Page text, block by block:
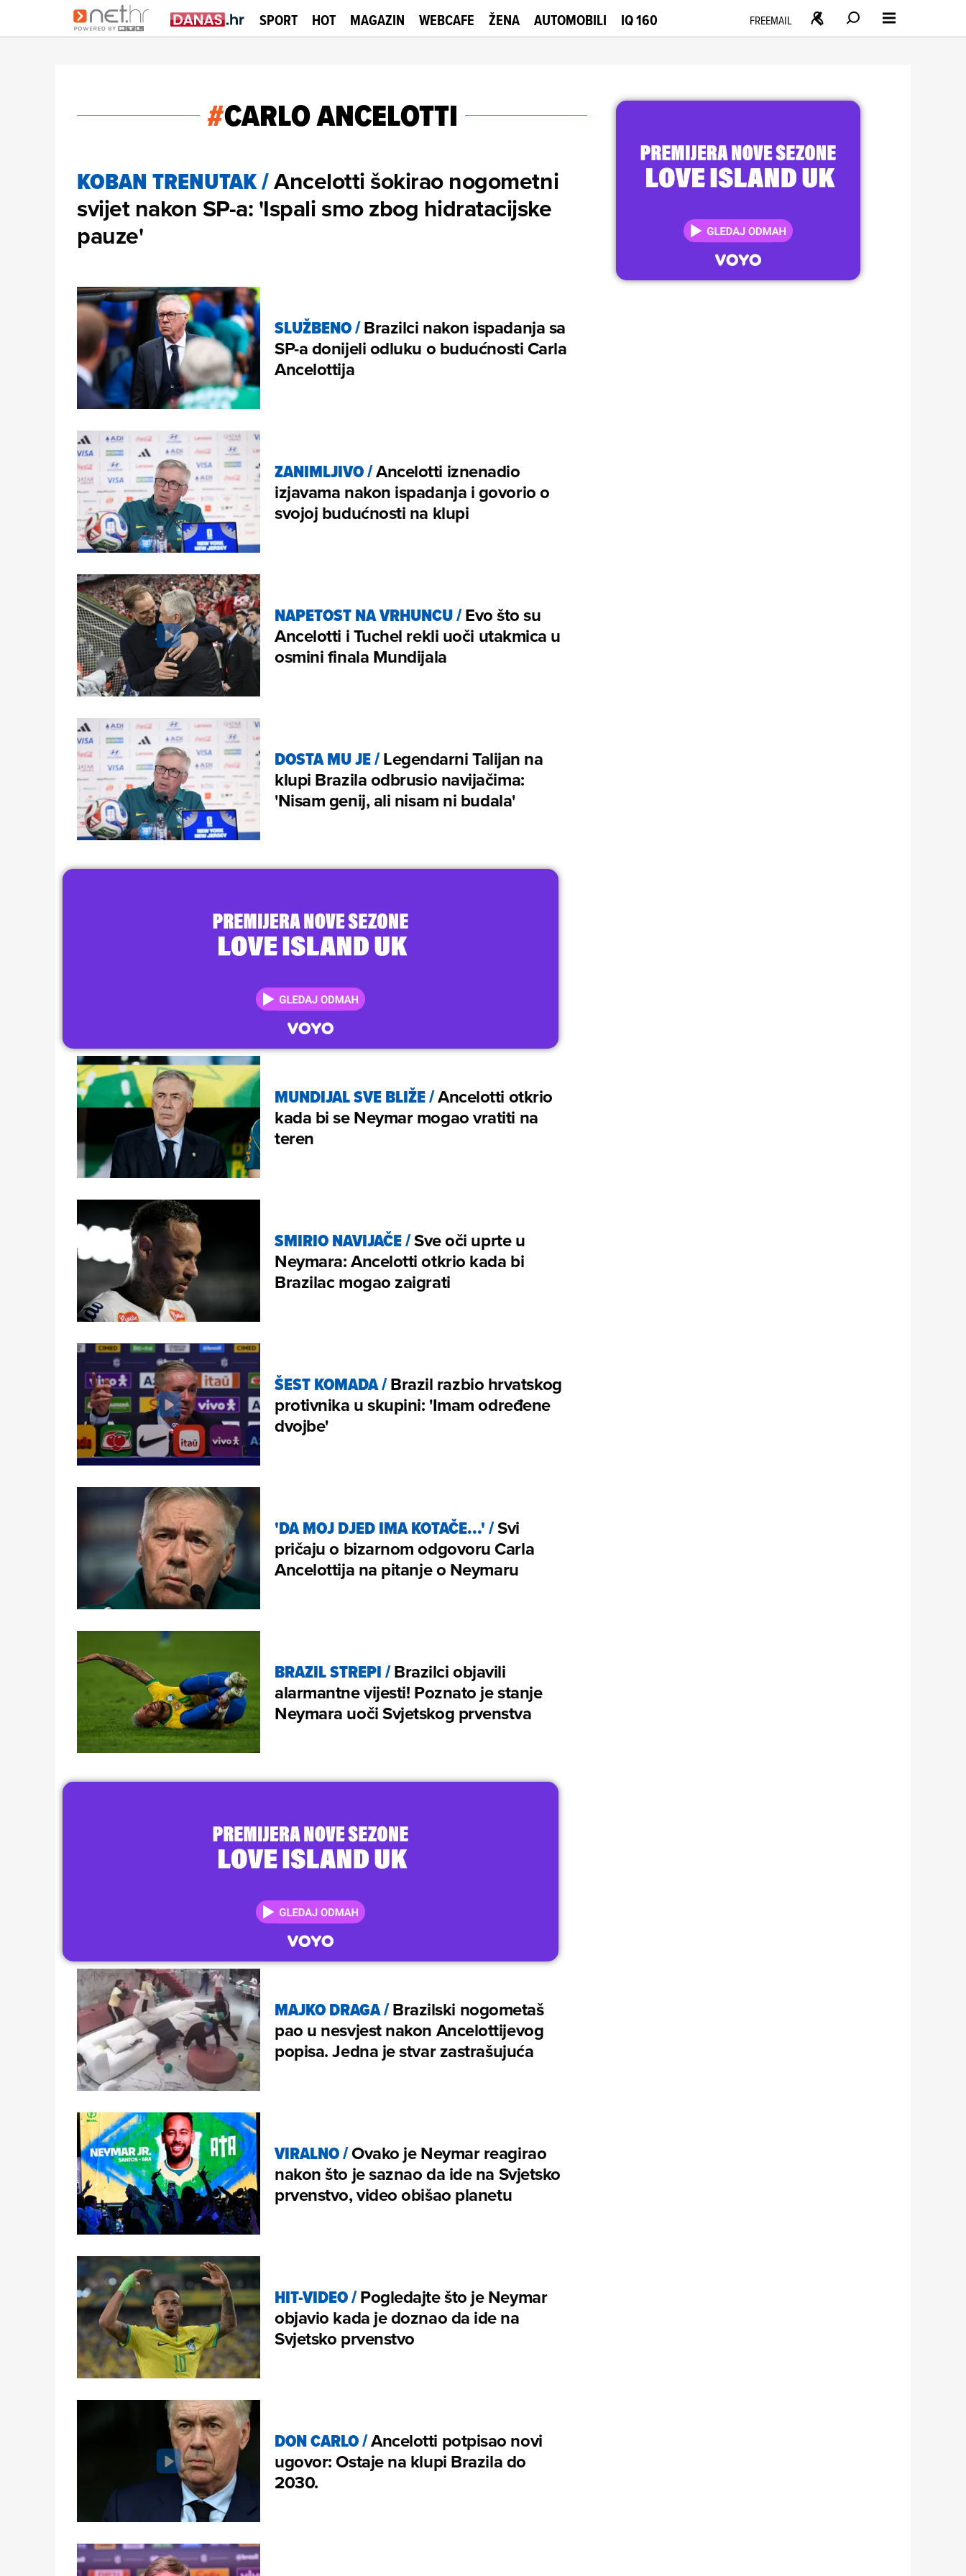
SPORT HOT MAGAZIN WEBCAFE ŽENA AUTOMOBILI IQ 160 FREEMAIL
#CARLO ANCELOTTI
KOBAN TRENUTAK/Ancelotti šokirao nogometni
svijet nakon SP-a: 'Ispali smo zbog hidratacijske
pauze'
SLUŽBENO/Brazilci nakon ispadanja sa
SP-a donijeli odluku o budućnosti Carla
Ancelottija
ZANIMLJIVO/Ancelotti iznenadio
izjavama nakon ispadanja i govorio o
svojoj budućnosti na klupi
NAPETOST NA VRHUNCU/Evo što su
Ancelotti i Tuchel rekli uoči utakmica u
osmini finala Mundijala
DOSTA MU JE/Legendarni Talijan na
klupi Brazila odbrusio navijačima:
'Nisam genij, ali nisam ni budala'
MUNDIJAL SVE BLIŽE/Ancelotti otkrio
kada bi se Neymar mogao vratiti na
teren
SMIRIO NAVIJAČE/Sve oči uprte u
Neymara: Ancelotti otkrio kada bi
Brazilac mogao zaigrati
ŠEST KOMADA/Brazil razbio hrvatskog
protivnika u skupini: 'Imam određene
dvojbe'
'DA MOJ DJED IMA KOTAČE...'/Svi
pričaju o bizarnom odgovoru Carla
Ancelottija na pitanje o Neymaru
BRAZIL STREPI/Brazilci objavili
alarmantne vijesti! Poznato je stanje
Neymara uoči Svjetskog prvenstva
MAJKO DRAGA/Brazilski nogometaš
pao u nesvjest nakon Ancelottijevog
popisa. Jedna je stvar zastrašujuća
VIRALNO/Ovako je Neymar reagirao
nakon što je saznao da ide na Svjetsko
prvenstvo, video obišao planetu
HIT-VIDEO/Pogledajte što je Neymar
objavio kada je doznao da ide na
Svjetsko prvenstvo
DON CARLO/Ancelotti potpisao novi
ugovor: Ostaje na klupi Brazila do
2030.